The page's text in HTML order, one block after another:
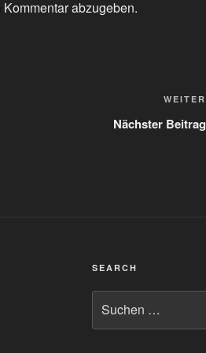
abzugeben.
WEITER
Nächster Beitrag
SEARCH
nach: